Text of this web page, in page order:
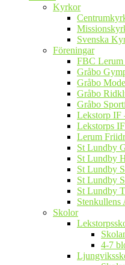
Kyrkor
Svenska
Föreningar
FBC Lerum
Gråbo
Gråbo
Gråbo
Gråbo
Lekstorp IF
Lekstorps
Lerum
St Lundby
St Lundby
St Lundby
St Lundby
St Lundby
Stenkullens
Skolor
4-7